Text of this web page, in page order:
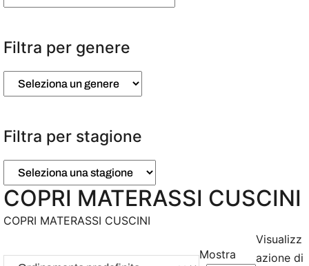
Filtra per genere
Filtra per stagione
COPRI MATERASSI CUSCINI
COPRI MATERASSI CUSCINI
Mostra
Visualizz
azione di